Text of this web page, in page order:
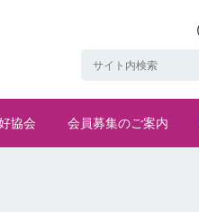
協会 会員募集のご案内